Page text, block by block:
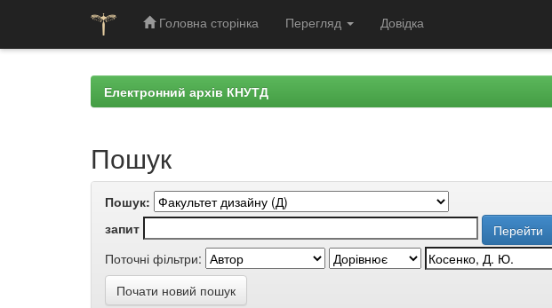
Головна сторінка Перегляд Довідка
Електронний архів КНУТД
Пошук
Пошук:
запит
Поточні фільтри:
Почати новий пошук